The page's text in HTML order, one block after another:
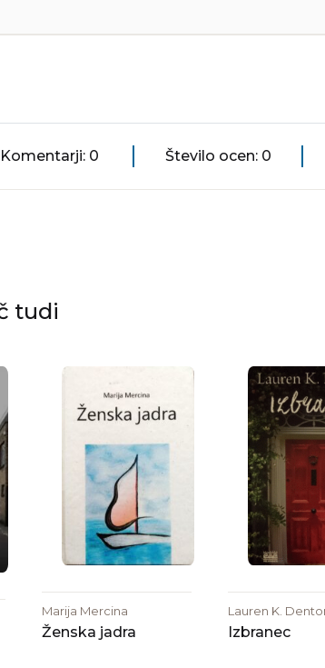
Komentarji: 0 Število ocen: 0
tudi
Marija Mercina
Ženska jadra
Lauren K.
Izbranec